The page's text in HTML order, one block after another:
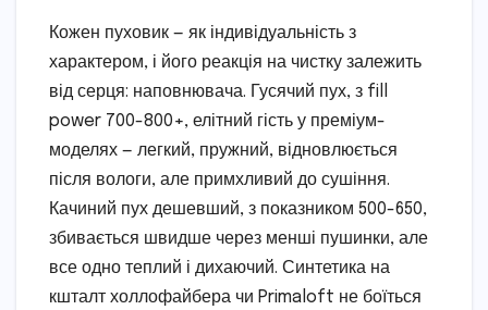
Кожен пуховик — як індивідуальність з
характером, і його реакція на чистку залежить
від серця: наповнювача. Гусячий пух, з fill
power 700-800+, елітний гість у преміум-
моделях — легкий, пружний, відновлюється
після вологи, але примхливий до сушіння.
Качиний пух дешевший, з показником 500-650,
збивається швидше через менші пушинки, але
все одно теплий і дихаючий. Синтетика на
кшталт холлофайбера чи Primaloft не боїться